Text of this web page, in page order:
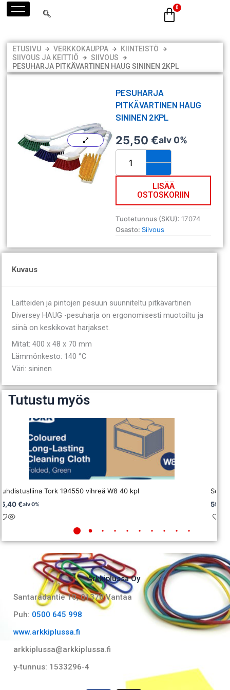
Siirry
sisältöön
ETUSIVU VERKKOKAUPPA
KIINTEISTÖ
SIIVOUS JA KEITTIÖ
SIIVOUS
PESUHARJA PITKÄVARTINEN HAUG SININEN 2KPL
PESUHARJA
PITKÄVARTINEN HAUG
SININEN 2KPL
25,50€alv 0%
Pesuharja
pitkävartinen
Haug
määrä
LISÄÄ
OSTOSKORIIN
Tuotetunnus (SKU):17074
Osasto: Siivous
Kuvaus
Laitteiden ja pintojen pesuun suunniteltu pitkävartinen
Diversey HAUG -pesuharja on ergonomisesti muotoiltu ja
siinä on keskikovat harjakset.
Mitat: 400 x 48 x 70 mm
Lämmönkesto: 140 °C
Väri: sininen
Tutustu myös
Tork 194550 vihreä W8 40 kpl
€alv 0%
Arkkiplussa Oy
Santaradantie 10, 01370 Vantaa​
Puh: 0500 645 998
www.arkkiplussa.fi
arkkiplussa@arkkiplussa.fi
y-tunnus: 1533296-4